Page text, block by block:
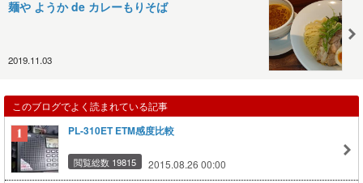
麺や ようか de カレーもりそば
2019.11.03
このブログでよく読まれている記事
PL-310ET ETM感度比較
閲覧総数 19815 2015.08.26 00:00